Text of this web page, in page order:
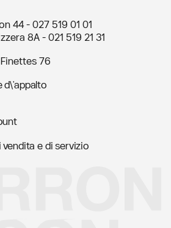
44 - 027 519 01 01
8A - 021 519 21 31
76
d\'appalto
e di servizio